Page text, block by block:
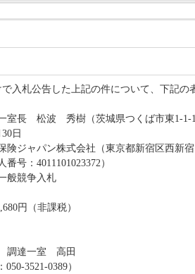
で入札公告した上記の件について、下記の
室長 松波 秀樹（茨城県つくば市東1-1-1
日
険ジャパン株式会社（東京都新宿区西新宿
）
般競争入札
円（非課税）
調達一室 高田
0389）